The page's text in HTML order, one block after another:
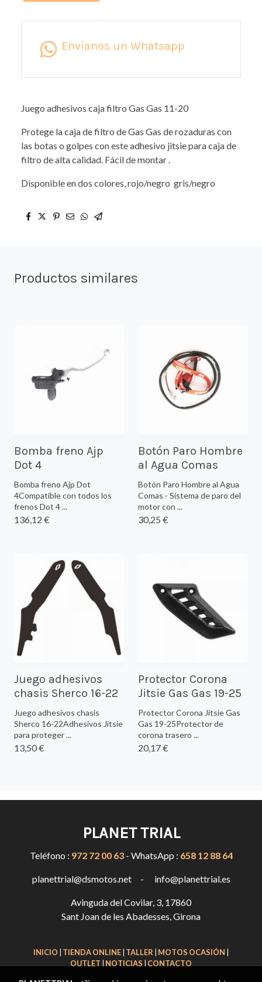
Envíanos un Whatsapp
Juego adhesivos caja filtro Gas Gas 11-20
Protege la caja de filtro de Gas Gas de rozaduras con
las botas o golpes con este adhesivo jitsie para caja de
filtro de alta calidad. Fácil de montar .
Disponible en dos colores, rojo/negro gris/negro
Productos similares
Bomba freno Ajp
Dot 4
Bomba freno Ajp Dot
4Compatible con todos los
frenos Dot 4 ...
136,12 €
Botón Paro Hombre
al Agua Comas
Botón Paro Hombre al Agua
Comas - Sistema de paro del
motor con ...
30,25 €
Juego adhesivos
chasis Sherco 16-22
Juego adhesivos chasis
Sherco 16-22Adhesivos Jitsie
para proteger ...
13,50 €
Protector Corona
Jitsie Gas Gas 19-25
Protector Corona Jitsie Gas
Gas 19-25Protector de
corona trasero ...
20,17 €
PLANET TRIAL
Teléfono : 972 72 00 63- WhatsApp : 658 12 88 64
planettrial@dsmotos.net - info@planettrial.es
Avinguda del Covilar, 3, 17860
Sant Joan de les Abadesses, Girona
INICIO TIENDA ONLINE TALLER MOTOS OCASIÓN
OUTLET
NOTICIAS CONTACTO